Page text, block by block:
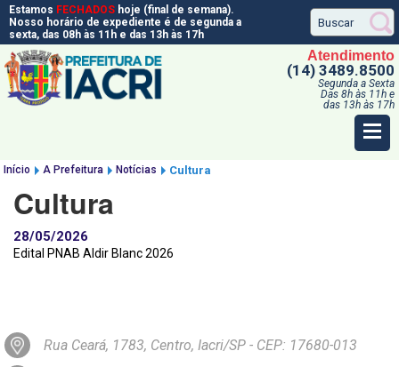
Estamos FECHADOS hoje (final de semana).
Nosso horário de expediente é de segunda a
sexta, das 08h às 11h e das 13h às 17h
Atendimento
(14) 3489.8500
Segunda a Sexta
Das 8h às 11h e
das 13h às 17h
Início A Prefeitura Notícias Cultura
Cultura
28/05/2026
Edital PNAB Aldir Blanc 2026
Rua Ceará, 1783, Centro, Iacri/SP - CEP: 17680-013